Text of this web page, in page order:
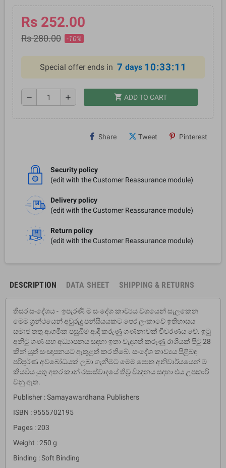
Rs 252.00
Rs 280.00 -10%
Special offer ends in 7 days 10:33:11
remove add shopping_cart ADD TO CART
Share Tweet Pinterest
Security policy
(edit with the Customer Reassurance module)
Delivery policy
(edit with the Customer Reassurance module)
Return policy
(edit with the Customer Reassurance module)
DESCRIPTION DATA SHEET SHIPPING & RETURNS
තිසර සංදේශය - ඉපැරණි ම සංදේශ කාව්‍යය වශයෙන් සැලකෙන
මෙම ග‍්‍රන්‍ථයෙන් අවුරුදු පන්සියයකට පෙර ලංකාවේ ඉතිහාසය
සමාජ තතු ආගමික පසුබිම ආදී කරුණු ගණනාවක් විවරණය වේ. ඉටු
අනිටු ගණ සහ අධ්‍යාපනය සඳහා ඉතා වැදගත් කරුණු රාශියක් පිටු 28
කින් යුත් සංඥාපනයට ඇතුළත් කර තිබේ. සංදේශ කාව්‍යය පිළිබඳ
පරිපූර්ණ අවබෝධයක් ලබා ගැනීමට මෙම පොත අනිවාර්යයෙන් ම
කියවිය යුතු අතර කාන්‍ රසාස්වාදයේ තීව‍්‍ර වින්‍දනය සඳහා එය උපකාරී
වනු ඇත.
Publisher : Samayawardhana Publishers
ISBN : 9555702195
Pages : 203
Weight : 250 g
Binding : Soft Binding